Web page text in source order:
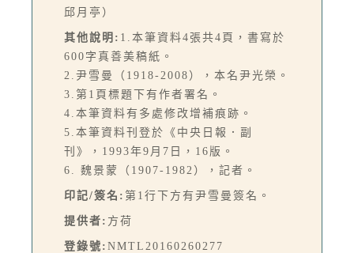
邱月亭）
其他說明: 1.本筆資料4張共4頁，書寫於
600字真善美稿紙。
2.尹雪曼（1918-2008），本名尹光榮。
3.第1頁標題下有作者署名。
4.本筆資料有多處修改增補痕跡。
5.本筆資料刊登於《中央日報．副
刊》，1993年9月7日，16版。
6. 魏景蒙（1907-1982），記者。
印記/簽名: 第1行下方有尹雪曼簽名。
提供者: 方荷
登錄號: NMTL20160260277